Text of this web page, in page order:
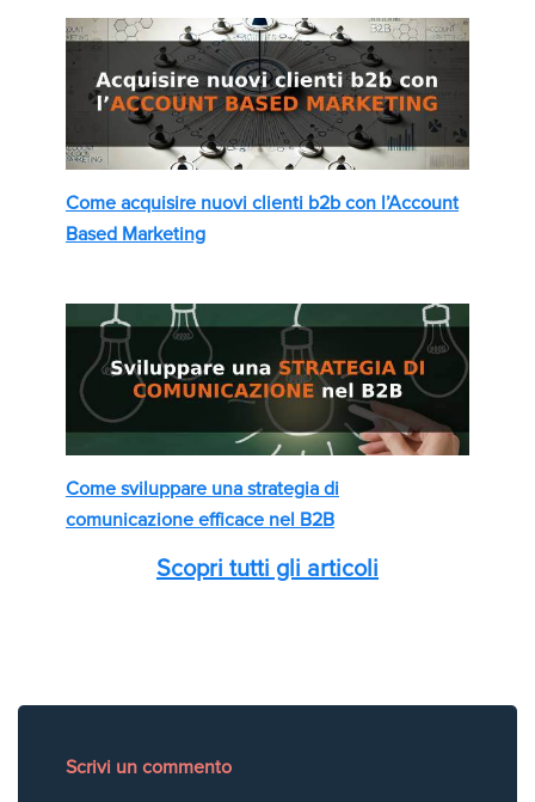
Come acquisire nuovi clienti b2b con l’Account
Based Marketing
Come sviluppare una strategia di
comunicazione efficace nel B2B
Scopri tutti gli articoli
Scrivi un commento